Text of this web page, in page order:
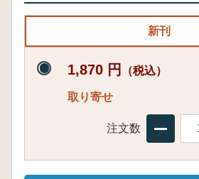
新刊
1,870 円 （税込）
取り寄せ
注文数